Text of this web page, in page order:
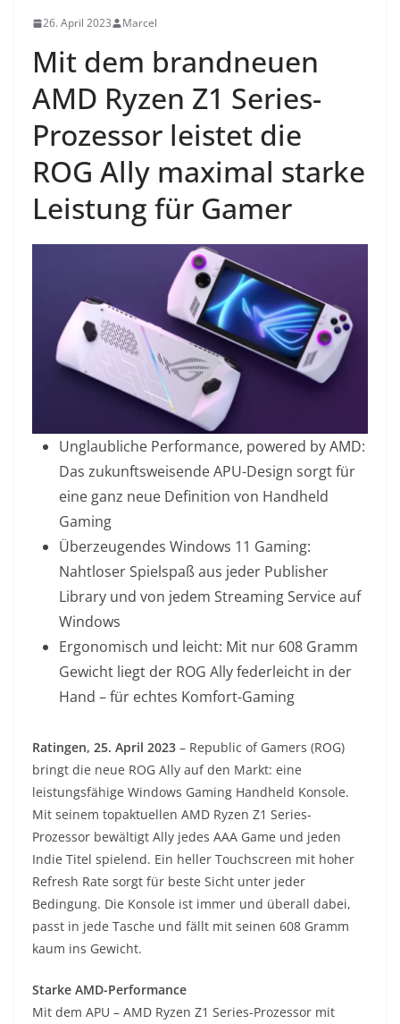
26. April 2023 Marcel
Mit dem brandneuen
AMD Ryzen Z1 Series-
Prozessor leistet die
ROG Ally maximal starke
Leistung für Gamer
Unglaubliche Performance, powered by AMD:
Das zukunftsweisende APU-Design sorgt für
eine ganz neue Definition von Handheld
Gaming
Überzeugendes Windows 11 Gaming:
Nahtloser Spielspaß aus jeder Publisher
Library und von jedem Streaming Service auf
Windows
Ergonomisch und leicht: Mit nur 608 Gramm
Gewicht liegt der ROG Ally federleicht in der
Hand – für echtes Komfort-Gaming
Ratingen, 25. April 2023 – Republic of Gamers (ROG)
bringt die neue ROG Ally auf den Markt: eine
leistungsfähige Windows Gaming Handheld Konsole.
Mit seinem topaktuellen AMD Ryzen Z1 Series-
Prozessor bewältigt Ally jedes AAA Game und jeden
Indie Titel spielend. Ein heller Touchscreen mit hoher
Refresh Rate sorgt für beste Sicht unter jeder
Bedingung. Die Konsole ist immer und überall dabei,
passt in jede Tasche und fällt mit seinen 608 Gramm
kaum ins Gewicht.
Starke AMD-Performance
Mit dem APU – AMD Ryzen Z1 Series-Prozessor mit